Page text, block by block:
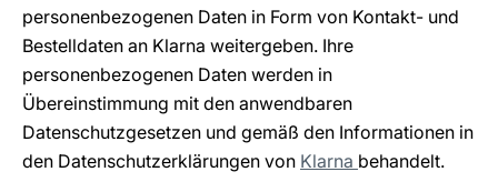
personenbezogenen Daten in Form von Kontakt- und
Bestelldaten an Klarna weitergeben. Ihre
personenbezogenen Daten werden in
Übereinstimmung mit den anwendbaren
Datenschutzgesetzen und gemäß den Informationen in
den Datenschutzerklärungen von Klarna behandelt.